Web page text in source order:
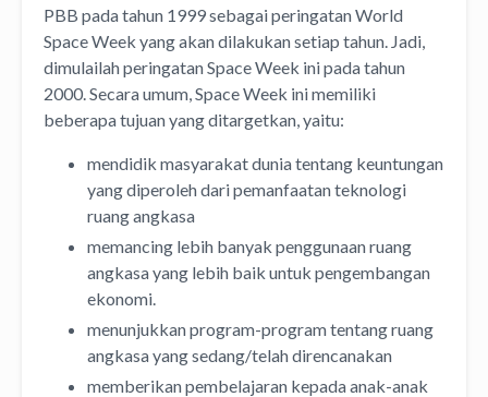
PBB pada tahun 1999 sebagai peringatan World
Space Week yang akan dilakukan setiap tahun. Jadi,
dimulailah peringatan Space Week ini pada tahun
2000. Secara umum, Space Week ini memiliki
beberapa tujuan yang ditargetkan, yaitu:
mendidik masyarakat dunia tentang keuntungan
yang diperoleh dari pemanfaatan teknologi
ruang angkasa
memancing lebih banyak penggunaan ruang
angkasa yang lebih baik untuk pengembangan
ekonomi.
menunjukkan program-program tentang ruang
angkasa yang sedang/telah direncanakan
memberikan pembelajaran kepada anak-anak